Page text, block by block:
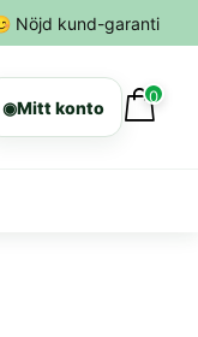
Nöjd kund-garanti
◉Mitt konto
0